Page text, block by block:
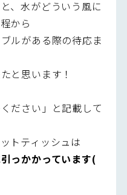
、水がどういう風に
から
ルがある際の待応ま
と思います！
ださい」と記載して
トティッシュは
っかかっています(